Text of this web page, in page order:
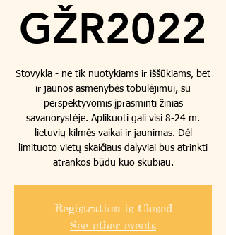
GŽR2022
Stovykla - ne tik nuotykiams ir iššūkiams, bet
ir jaunos asmenybės tobulėjimui, su
perspektyvomis įprasminti žinias
savanorystėje. Aplikuoti gali visi 8-24 m.
lietuvių kilmės vaikai ir jaunimas. Dėl
limituoto vietų skaičiaus dalyviai bus atrinkti
atrankos būdu kuo skubiau.
Registration is Closed
See other events